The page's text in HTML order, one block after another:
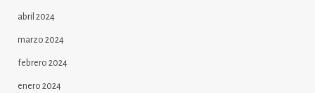
abril 2024
marzo 2024
febrero 2024
enero 2024